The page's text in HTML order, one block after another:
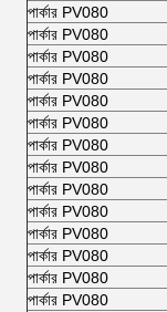
পার্কার PV080
পার্কার PV080
পার্কার PV080
পার্কার PV080
পার্কার PV080
পার্কার PV080
পার্কার PV080
পার্কার PV080
পার্কার PV080
পার্কার PV080
পার্কার PV080
পার্কার PV080
পার্কার PV080
পার্কার PV080